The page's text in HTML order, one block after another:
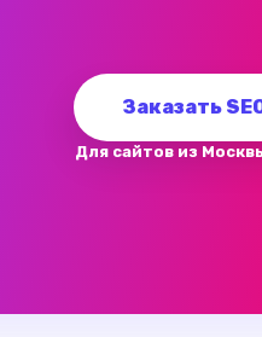
Заказать
Для сайтов из